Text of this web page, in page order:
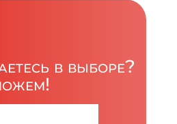
в выборе?